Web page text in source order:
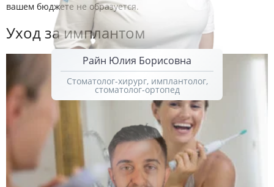
Райн Юлия Борисовна
Стоматолог-хирург, имплантолог,
стоматолог-ортопед
вашем бюджете не образуется.
Уход за имплантом